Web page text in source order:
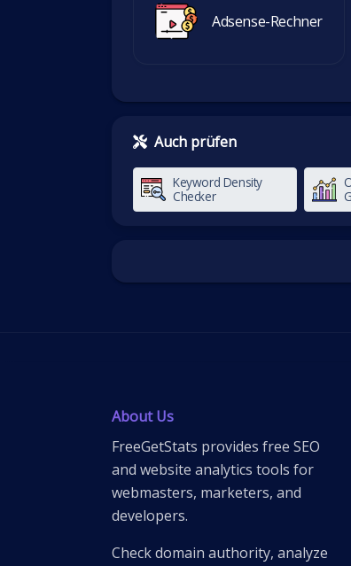
Adsense-Rechner
Auch prüfen
Keyword Density
Checker
About Us
FreeGetStats provides free SEO
and website analytics tools for
webmasters, marketers, and
developers.
Check domain authority, analyze